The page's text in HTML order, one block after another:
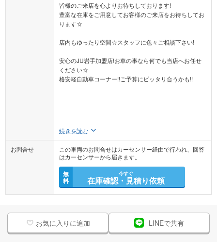
皆様のご来店を心よりお待ちしております!
豊富な在庫をご用意してお客様のご来店をお待ちしてお
ります☆
店内もゆったり空間☆スタッフに色々ご相談下さい!
安心のJU岩手加盟店!お車の事なら何でも当店へお任せ
ください☆
格安軽自動車コーナー!!ご予算にピッタリ合うかも!!
続きを読む
お問合せ
この車両のお問合せはカーセンサー経由で行われ、回答
はカーセンサーから届きます。
無
料
今すぐ
在庫確認・見積り依頼
お気に入りに追加 LINEで共有